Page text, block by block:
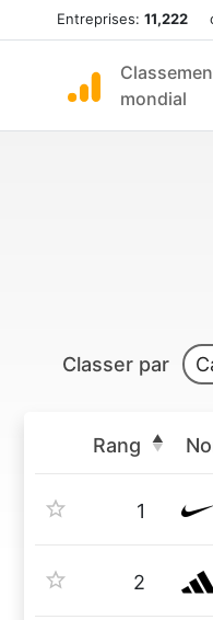
Entreprises: 11,222
mondial
Classer par
Rang
1
2